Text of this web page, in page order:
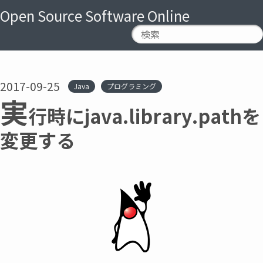
Open Source Software Online
2017-09-25 Java プログラミング
実行時にjava.library.pathを
変更する